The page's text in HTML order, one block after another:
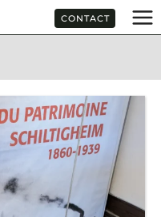
CONTACT